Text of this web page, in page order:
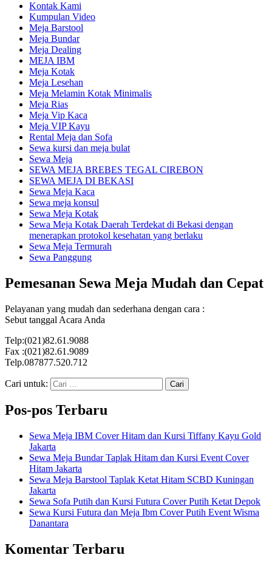
Kontak Kami
Kumpulan Video
Meja Barstool
Meja Bundar
Meja Dealing
MEJA IBM
Meja Kotak
Meja Lesehan
Meja Melamin Kotak Minimalis
Meja Rias
Meja Vip Kaca
Meja VIP Kayu
Rental Meja dan Sofa
Sewa kursi dan meja bulat
Sewa Meja
SEWA MEJA BREBES TEGAL CIREBON
SEWA MEJA DI BEKASI
Sewa Meja Kaca
Sewa meja konsul
Sewa Meja Kotak
Sewa Meja Kotak Daerah Terdekat di Bekasi dengan
menerapkan protokol kesehatan yang berlaku
Sewa Meja Termurah
Sewa Panggung
Pemesanan Sewa Meja Mudah dan Cepat
Pelayanan yang mudah dan sederhana dengan cara :
Sebut tanggal Acara Anda
Telp:(021)82.61.9088
Fax :(021)82.61.9089
Telp.087877.520.712
Cari untuk:
Pos-pos Terbaru
Sewa Meja IBM Cover Hitam dan Kursi Tiffany Kayu Gold
Jakarta
Sewa Meja Bundar Taplak Hitam dan Kursi Event Cover
Hitam Jakarta
Sewa Meja Barstool Taplak Ketat Hitam SCBD Kuningan
Jakarta
Sewa Sofa Putih dan Kursi Futura Cover Putih Ketat Depok
Sewa Kursi Futura dan Meja Ibm Cover Putih Event Wisma
Danantara
Komentar Terbaru